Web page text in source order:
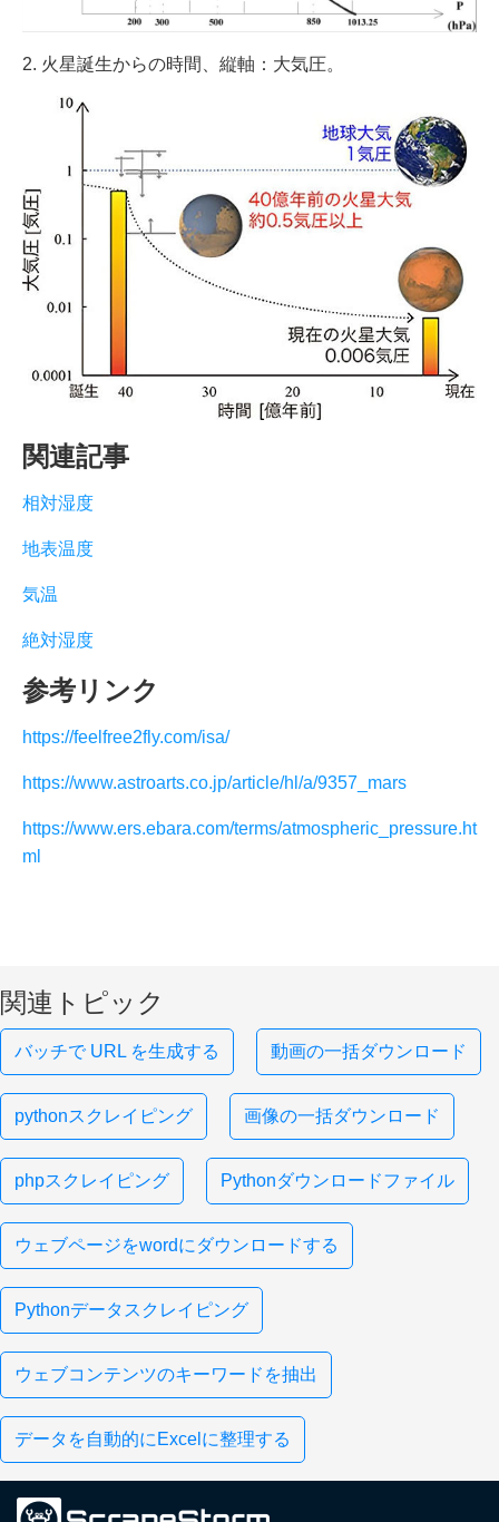
2. 火星誕生からの時間、縦軸：大気圧。
関連記事
相対湿度
地表温度
気温
絶対湿度
参考リンク
https://feelfree2fly.com/isa/
https://www.astroarts.co.jp/article/hl/a/9357_mars
https://www.ers.ebara.com/terms/atmospheric_pressure.ht
ml
関連トピック
バッチで URL を生成する 動画の一括ダウンロード
pythonスクレイピング 画像の一括ダウンロード
phpスクレイピング Pythonダウンロードファイル
ウェブページをwordにダウンロードする
Pythonデータスクレイピング
ウェブコンテンツのキーワードを抽出
データを自動的にExcelに整理する